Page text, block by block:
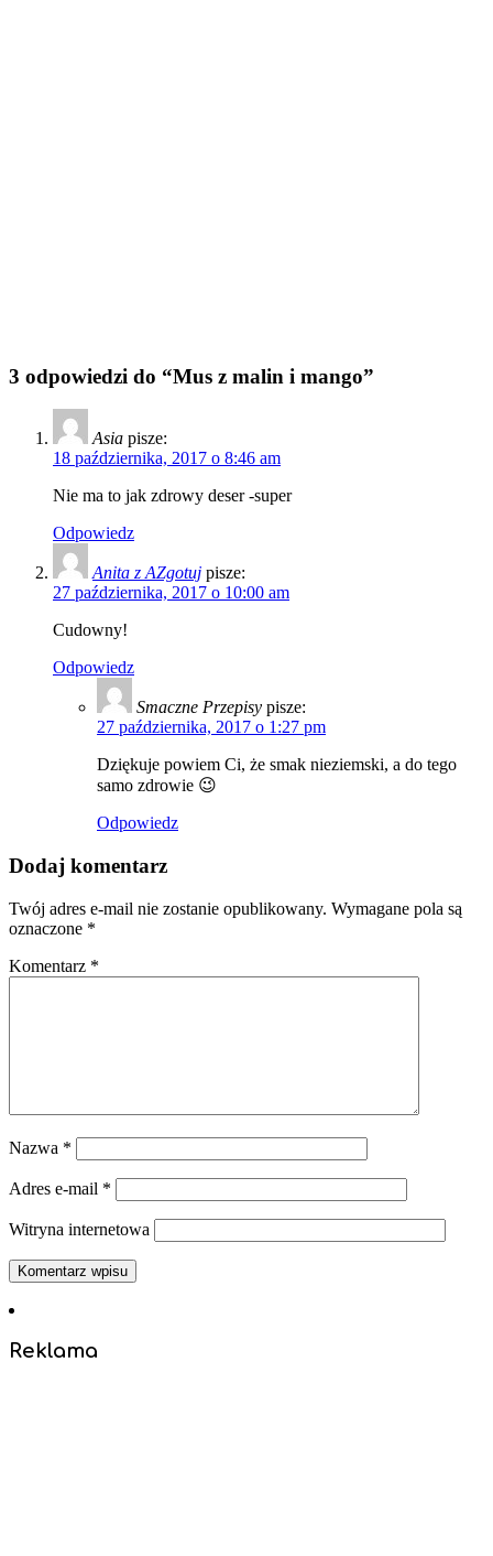
3 odpowiedzi do “Mus z malin i mango”
Asia pisze:
18 października, 2017 o 8:46 am
Nie ma to jak zdrowy deser -super
Odpowiedz
Anita z AZgotuj pisze:
27 października, 2017 o 10:00 am
Cudowny!
Odpowiedz
Smaczne Przepisy pisze:
27 października, 2017 o 1:27 pm
Dziękuje powiem Ci, że smak nieziemski, a do tego
samo zdrowie 😉
Odpowiedz
Dodaj komentarz
Twój adres e-mail nie zostanie opublikowany. Wymagane pola są
oznaczone *
Komentarz *
Nazwa *
Adres e-mail *
Witryna internetowa
Reklama